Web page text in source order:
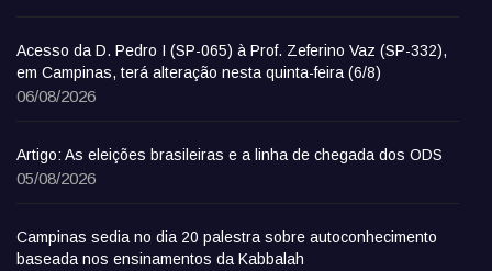
Acesso da D. Pedro I (SP-065) à Prof. Zeferino Vaz (SP-332),
em Campinas, terá alteração nesta quinta-feira (6/8)
06/08/2026
Artigo: As eleições brasileiras e a linha de chegada dos ODS
05/08/2026
Campinas sedia no dia 20 palestra sobre autoconhecimento
baseada nos ensinamentos da Kabbalah